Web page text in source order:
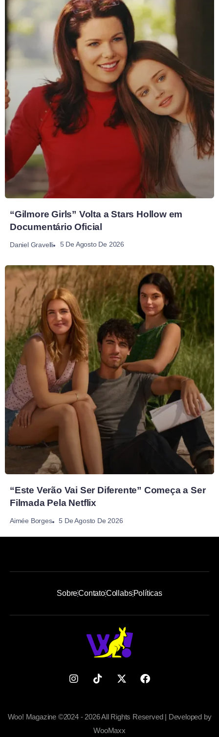
“Gilmore Girls” Volta a Stars Hollow em
Documentário Oficial
Daniel Gravelli 5 De Agosto De 2026
“Este Verão Vai Ser Diferente” Começa a Ser
Filmada Pela Netflix
Aimée Borges 5 De Agosto De 2026
SobreContatoCollabsPolíticas
Woo! Magazine ©2024 - 2026 All Rights Reserved | Developed by
WooMaxx